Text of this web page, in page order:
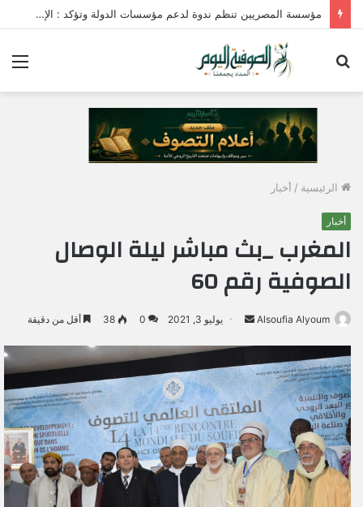
مؤسسة المصريين تنظم ندوة لدعم مؤسسات الدولة وتؤكد : الإصطفاف الوطني وبناء الوعي المجتمعي ضرورة لمواجهة التحديات وحماية الأمن القومي المصري
الرئيسية / أخبار
أخبار
المغرب _بث مباشر ليلة الوصال
الصوفية رقم 60
Alsoufia Alyoum
ل
ر
ي
د
ا
إ
يوليو 3, 2021 0
38 أقل من دقيقة